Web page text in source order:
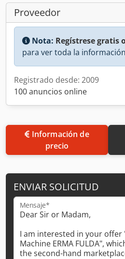
Proveedor
Nota: Regístrese gratis
para ver toda la
Registrado desde: 2009
100 anuncios online
precio
ENVIAR SOLICITUD
Mensaje*